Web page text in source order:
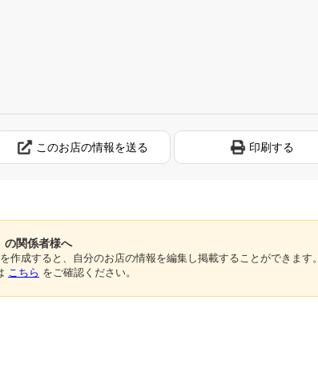
このお店の情報を送る 印刷する
の関係者様へ
作成すると、自分のお店の情報を編集し掲載することができます。
こちら をご確認ください。